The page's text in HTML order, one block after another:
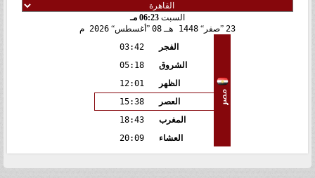
السبت 06:23 مـ
23 صفر 1448 هـ 08 أغسطس 2026 م
مصر
الفجر
03:42
الشروق
05:18
الظهر
12:01
العصر
15:38
المغرب
18:43
العشاء
20:09